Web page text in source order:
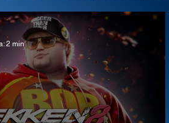
di Game Boy
2 min